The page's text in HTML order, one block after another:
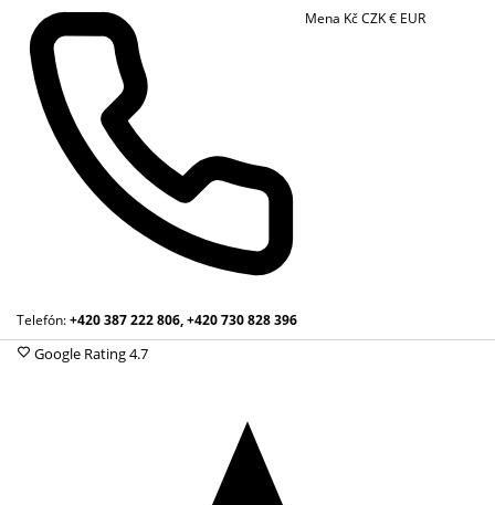
Telefón:+420 387 222 806, +420 730 828 396
Mena KčCZK€ EUR
Google Rating4.7